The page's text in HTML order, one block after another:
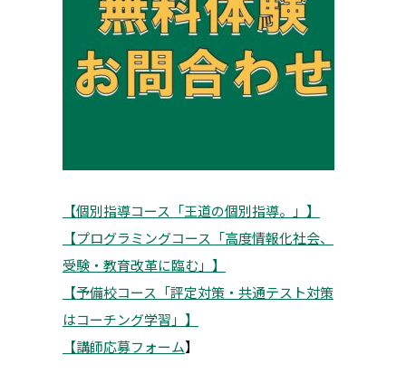
【個別指導コース「王道の個別指導。」】
【プログラミングコース「高度情報化社会、
受験・教育改革に臨む」】
【予備校コース「評定対策・共通テスト対策
はコーチング学習」】
【講師応募フォーム】